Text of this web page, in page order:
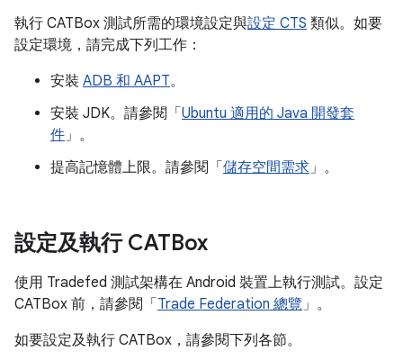
執行 CATBox 測試所需的環境設定與設定 CTS 類似。如要
設定環境，請完成下列工作：
安裝 ADB 和 AAPT。
安裝 JDK。請參閱「Ubuntu 適用的 Java 開發套
件 」。
提高記憶體上限。請參閱「儲存空間需求 」。
設定及執行 CATBox
使用 Tradefed 測試架構在 Android 裝置上執行測試。設定
CATBox 前，請參閱「Trade Federation 總覽 」。
如要設定及執行 CATBox，請參閱下列各節。